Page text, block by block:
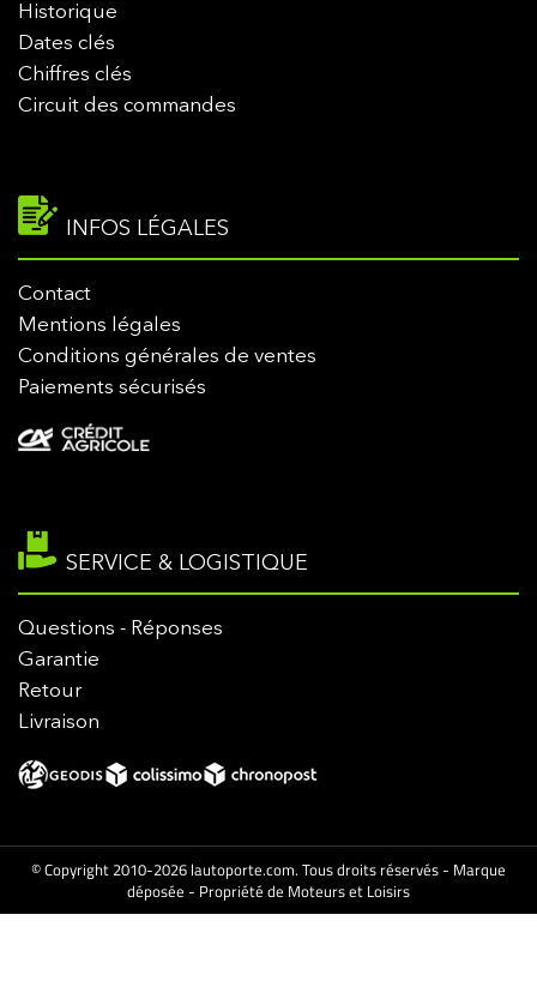
Historique
Dates clés
Chiffres clés
Circuit des commandes
INFOS LÉGALES
Contact
Mentions légales
Conditions générales de ventes
Paiements sécurisés
SERVICE & LOGISTIQUE
Questions - Réponses
Garantie
Retour
Livraison
© Copyright 2010-2026 lautoporte.com. Tous droits réservés - Marque
déposée - Propriété de Moteurs et Loisirs